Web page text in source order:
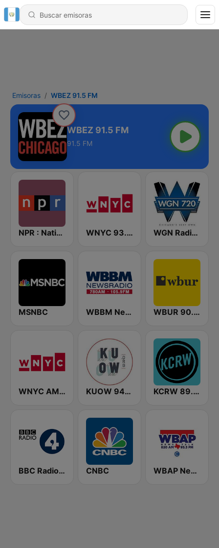
Emisoras WBEZ 91.5 FM
WBEZ 91.5 FM
91.5 FM
NPR : National Public Radio WNYC 93.9 FM WGN Radio 720 AM
MSNBC WBBM Newsradio 780 AM & 105.9 FM WBUR 90.9 FM
WNYC AM 820 KUOW 94.9 FM KCRW 89.9 FM
BBC Radio 4 CNBC WBAP News / Talk 820 AM and 96.7 FM